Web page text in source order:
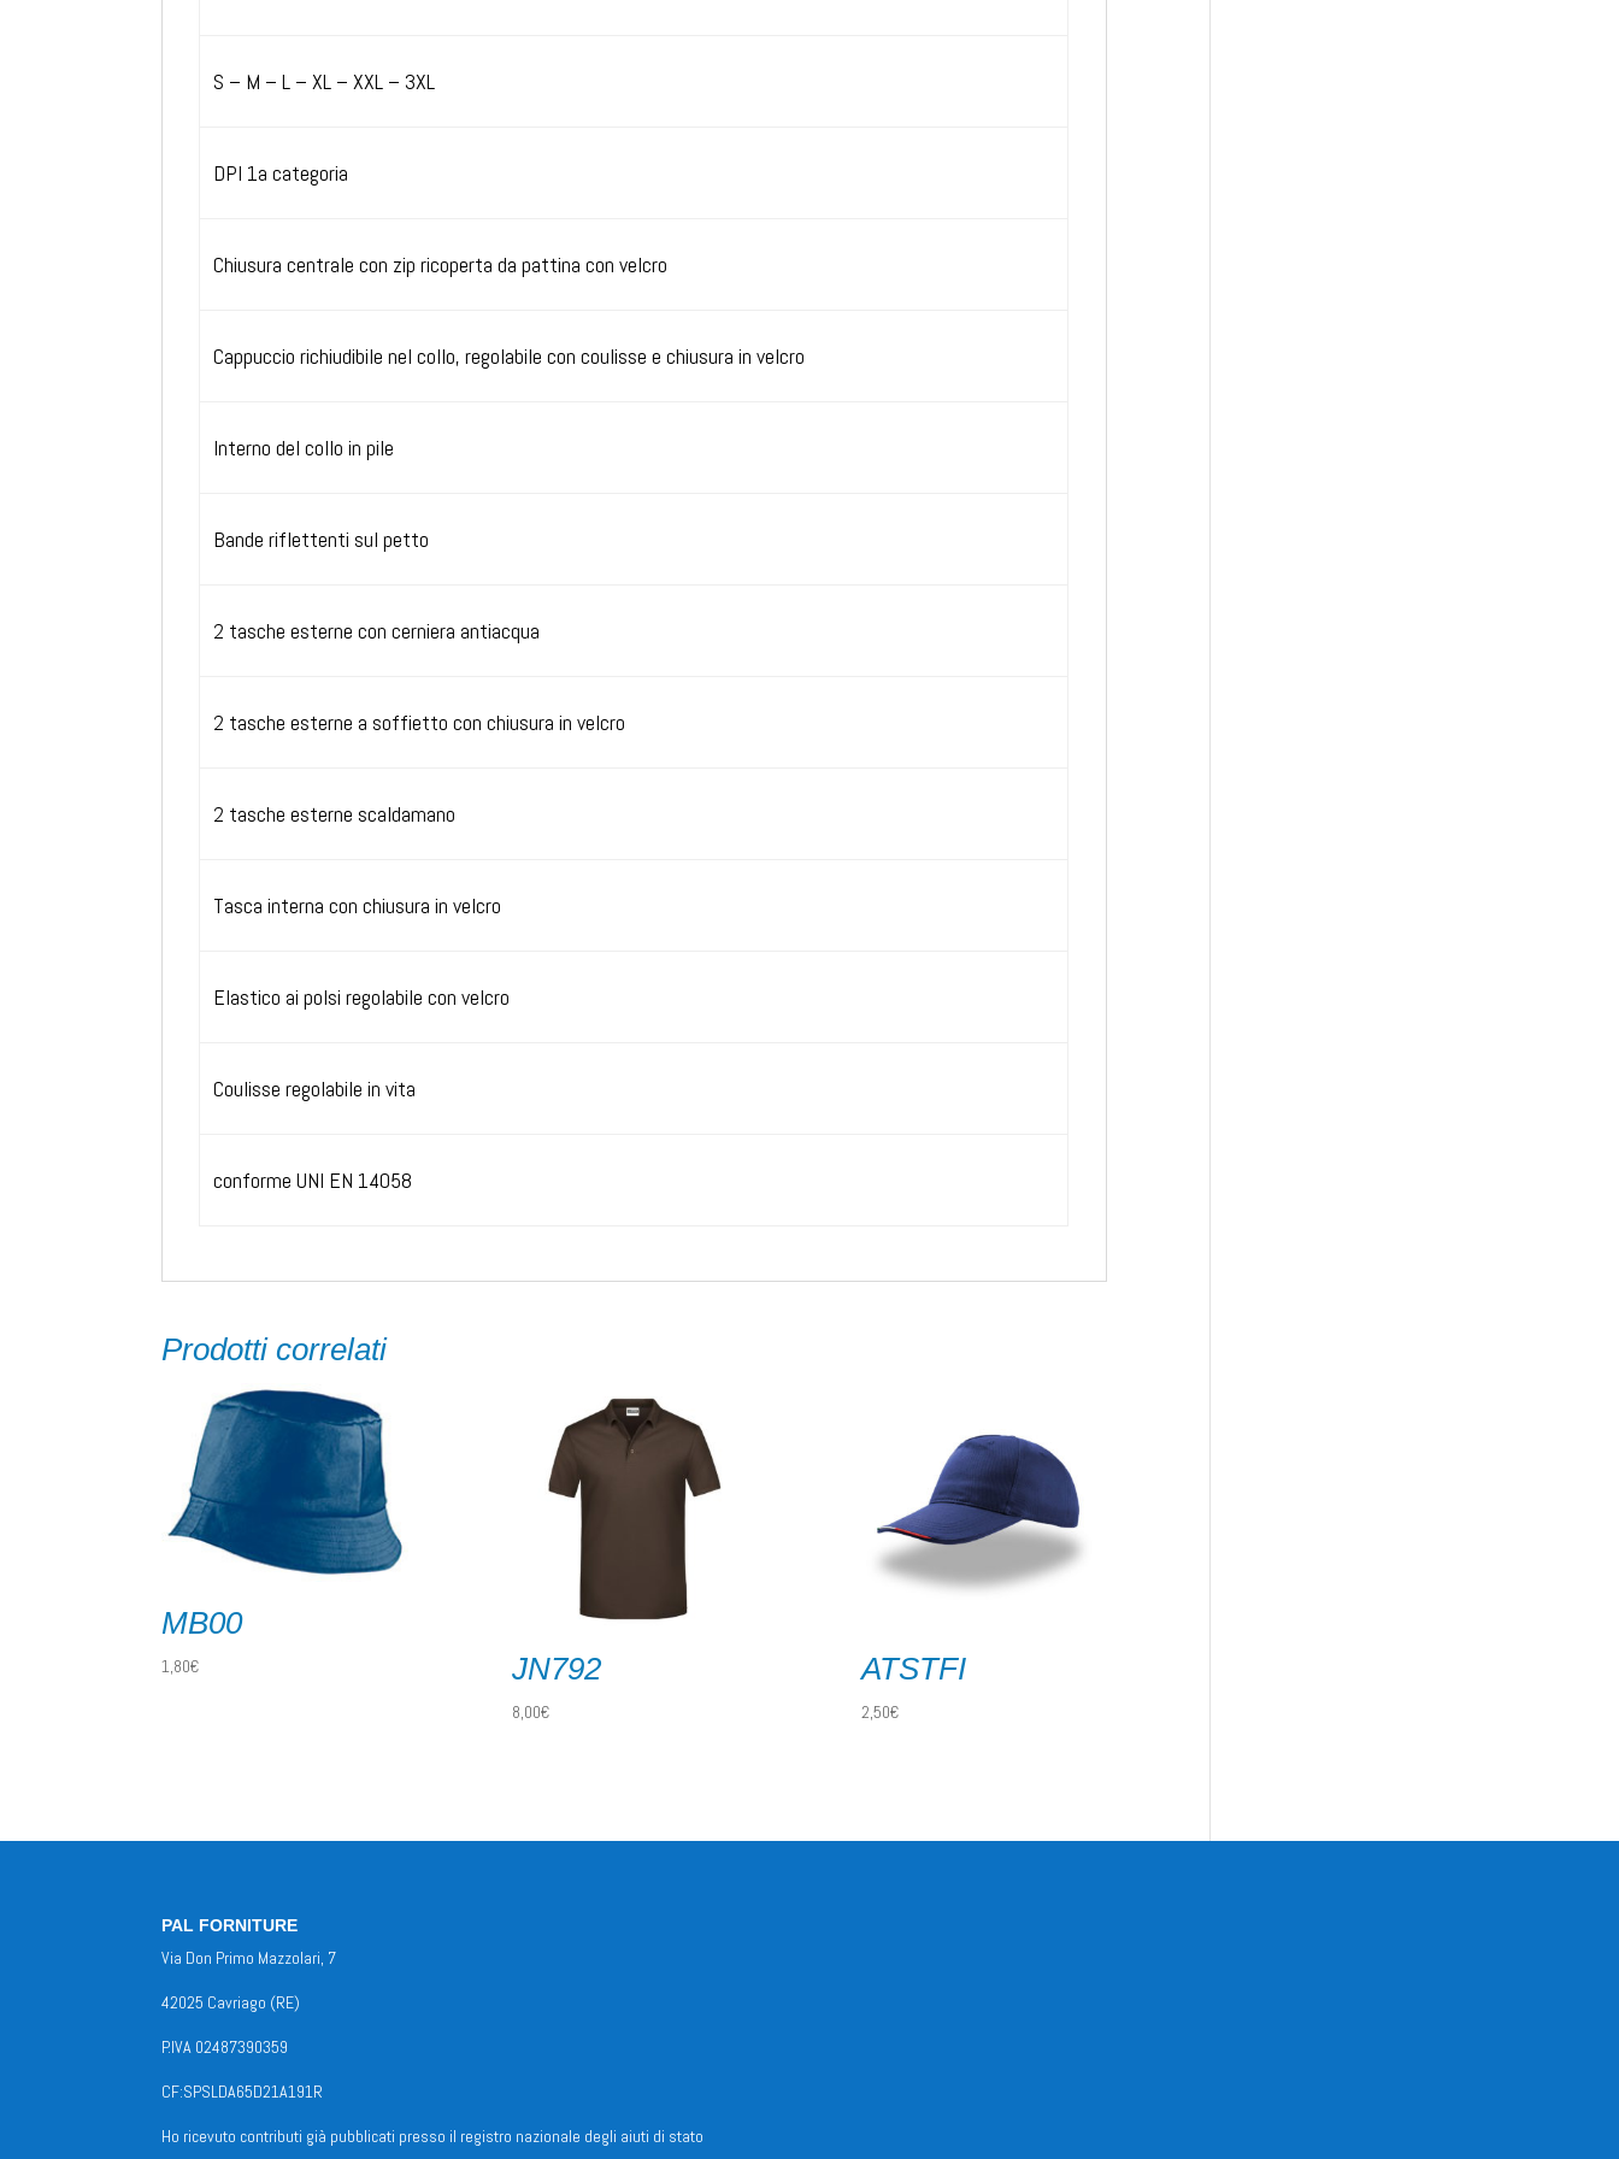
S – M – L – XL – XXL – 3XL
DPI 1a categoria
Chiusura centrale con zip ricoperta da pattina con velcro
Cappuccio richiudibile nel collo, regolabile con coulisse e chiusura in velcro
Interno del collo in pile
Bande riflettenti sul petto
2 tasche esterne con cerniera antiacqua
2 tasche esterne a soffietto con chiusura in velcro
2 tasche esterne scaldamano
Tasca interna con chiusura in velcro
Elastico ai polsi regolabile con velcro
Coulisse regolabile in vita
conforme UNI EN 14058
Prodotti correlati
MB00
1,80€ JN792
8,00€
ATSTFI
2,50€
PAL FORNITURE
Via Don Primo Mazzolari, 7
42025 Cavriago (RE)
P.IVA 02487390359
CF:SPSLDA65D21A191R
Ho ricevuto contributi già pubblicati presso il registro nazionale degli aiuti di stato